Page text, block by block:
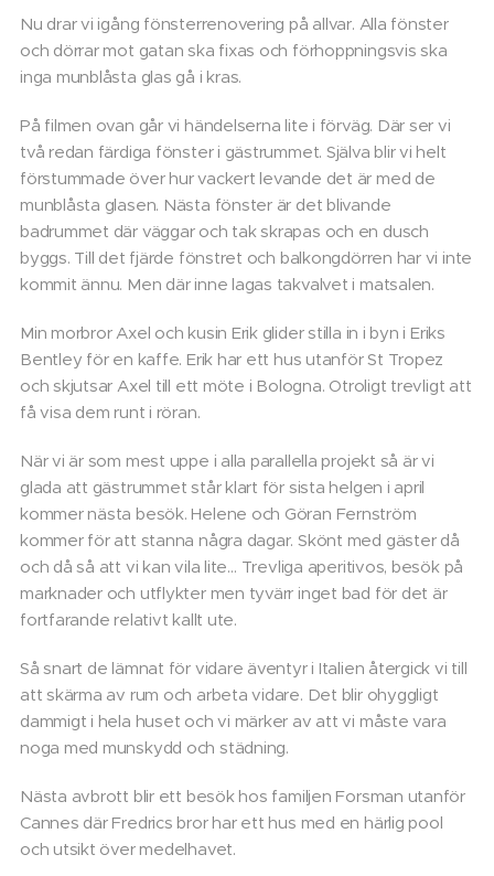
Nu drar vi igång fönsterrenovering på allvar. Alla fönster
och dörrar mot gatan ska fixas och förhoppningsvis ska
inga munblåsta glas gå i kras.
På filmen ovan går vi händelserna lite i förväg. Där ser vi
två redan färdiga fönster i gästrummet. Själva blir vi helt
förstummade över hur vackert levande det är med de
munblåsta glasen. Nästa fönster är det blivande
badrummet där väggar och tak skrapas och en dusch
byggs. Till det fjärde fönstret och balkongdörren har vi inte
kommit ännu. Men där inne lagas takvalvet i matsalen.
Min morbror Axel och kusin Erik glider stilla in i byn i Eriks
Bentley för en kaffe. Erik har ett hus utanför St Tropez
och skjutsar Axel till ett möte i Bologna. Otroligt trevligt att
få visa dem runt i röran.
När vi är som mest uppe i alla parallella projekt så är vi
glada att gästrummet står klart för sista helgen i april
kommer nästa besök. Helene och Göran Fernström
kommer för att stanna några dagar. Skönt med gäster då
och då så att vi kan vila lite… Trevliga aperitivos, besök på
marknader och utflykter men tyvärr inget bad för det är
fortfarande relativt kallt ute.
Så snart de lämnat för vidare äventyr i Italien återgick vi till
att skärma av rum och arbeta vidare. Det blir ohyggligt
dammigt i hela huset och vi märker av att vi måste vara
noga med munskydd och städning.
Nästa avbrott blir ett besök hos familjen Forsman utanför
Cannes där Fredrics bror har ett hus med en härlig pool
och utsikt över medelhavet.